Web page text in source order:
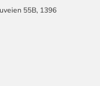
55B, 1396